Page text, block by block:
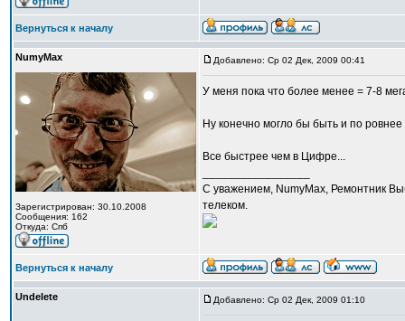
Вернуться к началу
NumyMax
Зарегистрирован: 30.10.2008
Сообщения: 162
Откуда: Спб
Добавлено: Ср 02 Дек, 2009 00:41
У меня пока что более менее = 7-8
Ну конечно могло бы быть и по ровнее
Все быстрее чем в Цифре...
С уважением, NumyMax, Ремонтник
телеком.
Вернуться к началу
Undelete Добавлено: Ср 02 Дек, 2009 01:10